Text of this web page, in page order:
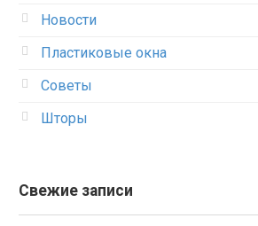
Новости
Пластиковые окна
Советы
Шторы
Свежие записи